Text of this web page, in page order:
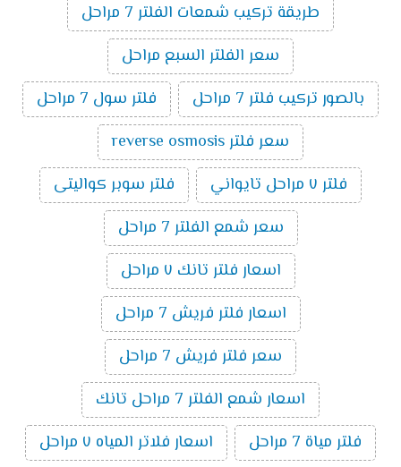
طريقة تركيب شمعات الفلتر 7 مراحل
سعر الفلتر السبع مراحل
بالصور تركيب فلتر 7 مراحل
فلتر سول 7 مراحل
سعر فلتر reverse osmosis
فلتر ٧ مراحل تايواني
فلتر سوبر كواليتى
سعر شمع الفلتر 7 مراحل
اسعار فلتر تانك ٧ مراحل
اسعار فلتر فريش 7 مراحل
سعر فلتر فريش 7 مراحل
اسعار شمع الفلتر 7 مراحل تانك
فلتر مياة 7 مراحل
اسعار فلاتر المياه ٧ مراحل